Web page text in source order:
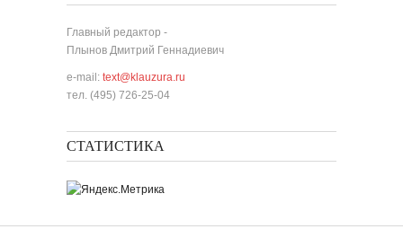
Главный редактор -
Плынов Дмитрий Геннадиевич
e-mail: text@klauzura.ru
тел. (495) 726-25-04
СТАТИСТИКА